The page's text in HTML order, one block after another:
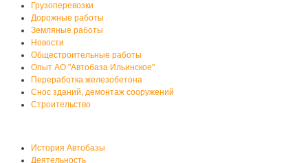
Грузоперевозки
Дорожные работы
Земляные работы
Новости
Общестроительные работы
Опыт АО "Автобаза Ильинское"
Переработка железобетона
Снос зданий, демонтаж сооружений
Строительство
История Автобазы
Деятельность